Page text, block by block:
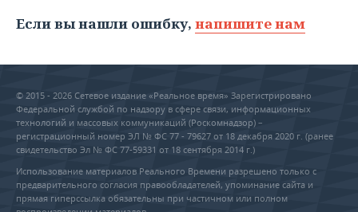
Если вы нашли ошибку, напишите нам
© 2015 - 2026 Сетевое издание «Реальное время» Зарегистрировано
Федеральной службой по надзору в сфере связи, информационных
технологий и массовых коммуникаций (Роскомнадзор) –
регистрационный номер ЭЛ № ФС 77 - 79627 от 18 декабря 2020 г. (ранее
свидетельство Эл № ФС 77-59331 от 18 сентября 2014 г.)
Использование материалов Реального Времени разрешено только с
предварительного согласия правообладателей, упоминание сайта и
прямая гиперссылка обязательны при частичном или полном